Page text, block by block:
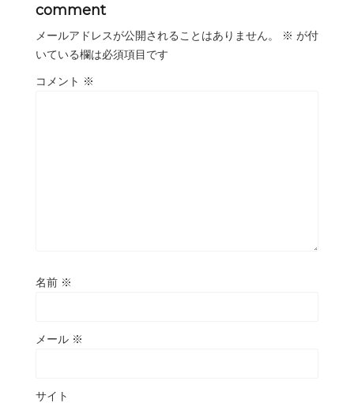
comment
メールアドレスが公開されることはありません。 ※ が付
いている欄は必須項目です
コメント ※
名前 ※
メール ※
サイト